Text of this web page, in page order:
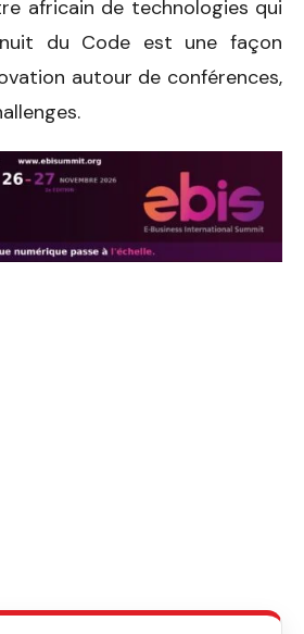
africain de technologies qui
du Code est une façon
autour de conférences,